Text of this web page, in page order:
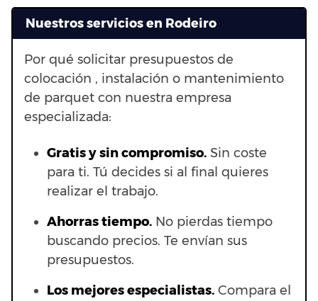
Nuestros servicios en Rodeiro
Por qué solicitar presupuestos de
colocación , instalación o mantenimiento
de parquet con nuestra empresa
especializada:
Gratis y sin compromiso. Sin coste
para ti. Tú decides si al final quieres
realizar el trabajo.
Ahorras tiempo. No pierdas tiempo
buscando precios. Te envían sus
presupuestos.
Los mejores especialistas. Compara el